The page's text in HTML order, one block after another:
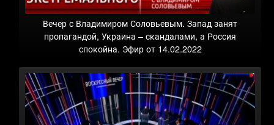
Вечер с Владимиром Соловьевым. Запад занят
пропагандой, Украина – скандалами, а Россия
спокойна. Эфир от 14.02.2022